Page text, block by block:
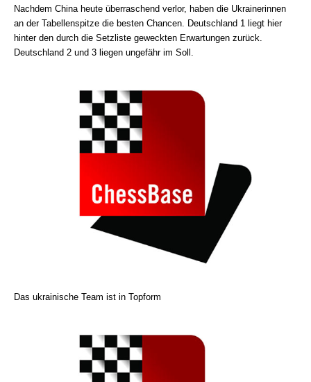
Nachdem China heute überraschend verlor, haben die Ukrainerinnen
an der Tabellenspitze die besten Chancen. Deutschland 1 liegt hier
hinter den durch die Setzliste geweckten Erwartungen zurück.
Deutschland 2 und 3 liegen ungefähr im Soll.
Das ukrainische Team ist in Topform